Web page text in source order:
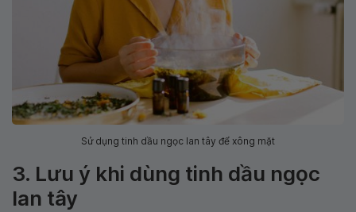
Sử dụng tinh dầu ngọc lan tây để xông mặt
3. Lưu ý khi dùng tinh dầu ngọc
lan tây